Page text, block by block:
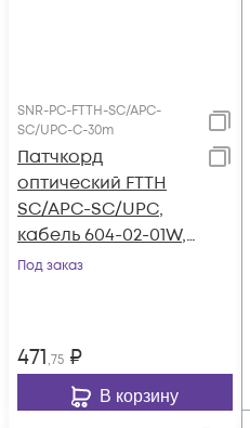
SNR-PC-FTTH-SC/APC-
SC/UPC-C-30m
Патчкорд
оптический FTTH
SC/APC-SC/UPC,
кабель 604-02-01W,
30 метров
Под заказ
471,75 ₽
В корзину